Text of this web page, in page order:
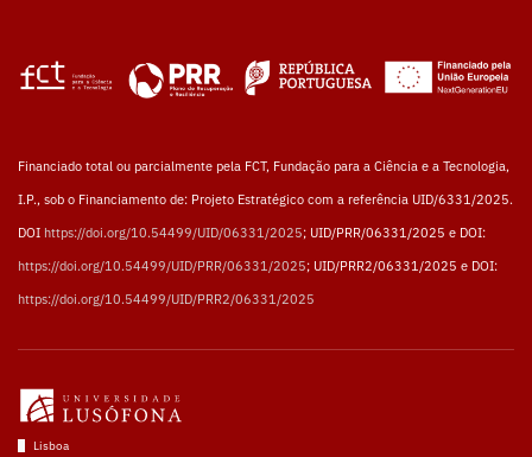
Financiado total ou parcialmente pela FCT, Fundação para a Ciência e a Tecnologia,
I.P., sob o Financiamento de: Projeto Estratégico com a referência UID/6331/2025.
DOI https://doi.org/10.54499/UID/06331/2025; UID/PRR/06331/2025 e DOI:
https://doi.org/10.54499/UID/PRR/06331/2025; UID/PRR2/06331/2025 e DOI:
https://doi.org/10.54499/UID/PRR2/06331/2025
Lisboa